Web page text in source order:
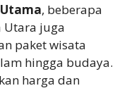
, beberapa
Utara juga
paket wisata
hingga budaya.
harga dan